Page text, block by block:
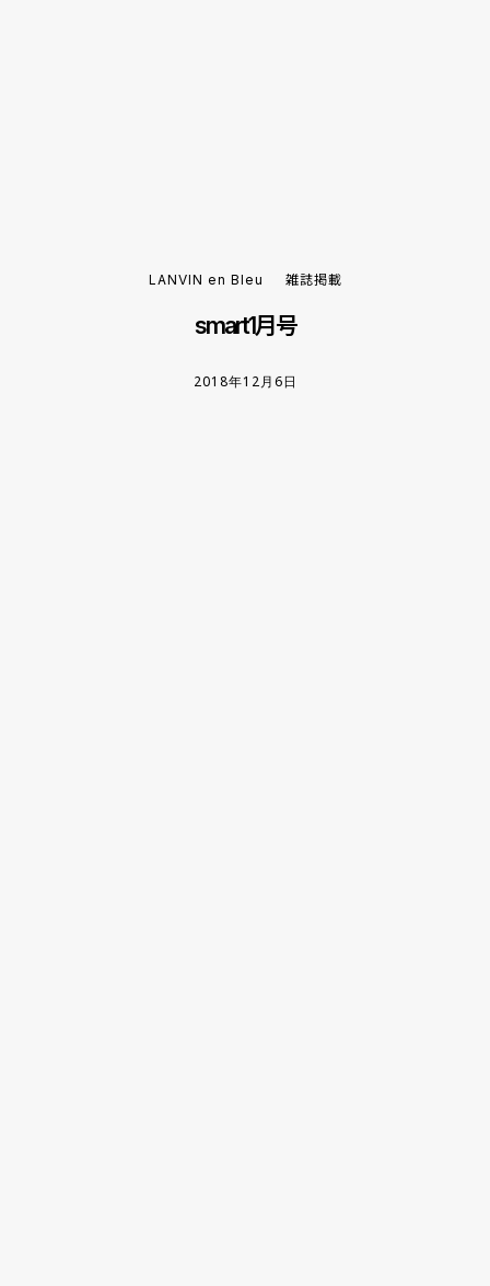
LANVIN en Bleu 雑誌掲載
smart1月号
2018年12月6日